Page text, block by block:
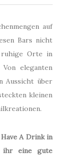
auf
Bars nicht
ruhige Orte in
eleganten
Aussicht über
kleinen
A Drink in
ihr eine gute